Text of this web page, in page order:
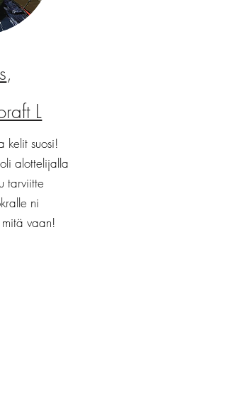
,
L
kelit suosi!
alottelijalla
tarviitte
ni
vaan!